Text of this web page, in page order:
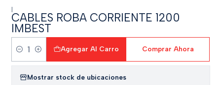
|
CABLES ROBA CORRIENTE 1200
IMBEST
Cantidad
Agregar Al Carro Comprar Ahora
Mostrar stock de ubicaciones